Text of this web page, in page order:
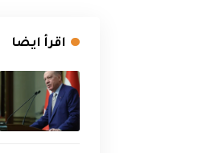
اقرأ ايضا